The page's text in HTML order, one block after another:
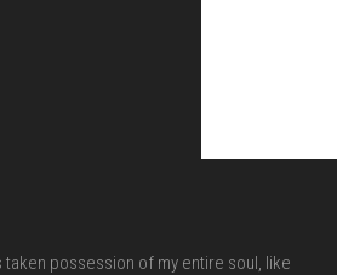
possession of my entire soul, like